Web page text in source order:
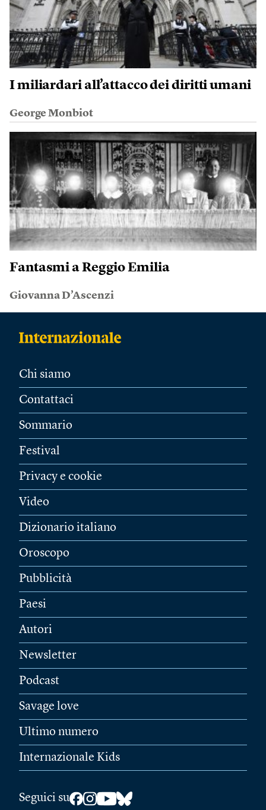
I miliardari all’attacco dei diritti umani
George Monbiot
Fantasmi a Reggio Emilia
Giovanna D’Ascenzi
Chi siamo
Contattaci
Sommario
Festival
Privacy e cookie
Video
Dizionario italiano
Oroscopo
Pubblicità
Paesi
Autori
Newsletter
Podcast
Savage love
Ultimo numero
Internazionale Kids
Seguici su